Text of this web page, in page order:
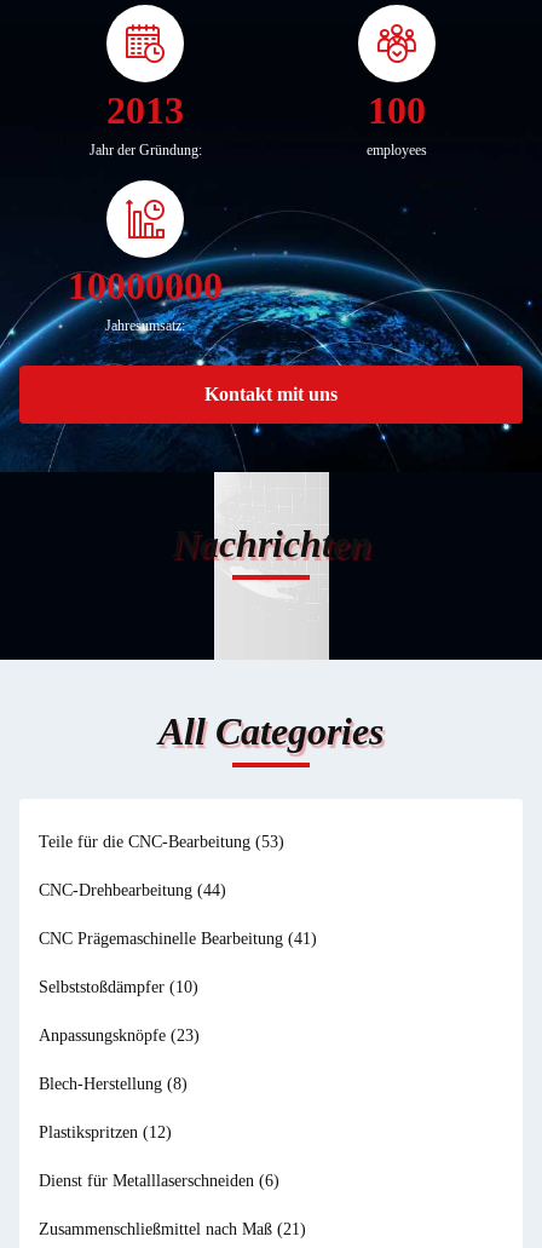
2013
Jahr der Gründung:
100
employees
10000000
Jahresumsatz:
Kontakt mit uns
Nachrichten
All Categories
Teile für die CNC-Bearbeitung (53)
CNC-Drehbearbeitung (44)
CNC Prägemaschinelle Bearbeitung (41)
Selbststoßdämpfer (10)
Anpassungsknöpfe (23)
Blech-Herstellung (8)
Plastikspritzen (12)
Dienst für Metalllaserschneiden (6)
Zusammenschließmittel nach Maß (21)